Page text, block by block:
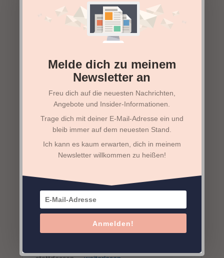
Falls du Lust auf mehr TCM-Wissen
bekommen hast:
Melde dich zu meinem
Newsletter an
Freu dich auf die neuesten Nachrichten,
Angebote und Insider-Informationen.
Trage dich mit deiner E-Mail-Adresse ein und
bleib immer auf dem neuesten Stand.
Ich kann es kaum erwarten, dich in meinem
Newsletter willkommen zu heißen!
Anmelden!